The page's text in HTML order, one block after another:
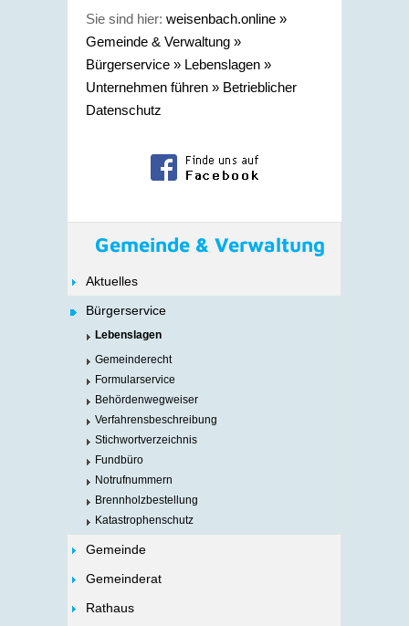
Sie sind hier: weisenbach.online »
Gemeinde & Verwaltung »
Bürgerservice » Lebenslagen »
Unternehmen führen » Betrieblicher
Datenschutz
Gemeinde & Verwaltung
Aktuelles
Bürgerservice
Lebenslagen
Gemeinderecht
Formularservice
Behördenwegweiser
Verfahrensbeschreibung
Stichwortverzeichnis
Fundbüro
Notrufnummern
Brennholzbestellung
Katastrophenschutz
Gemeinde
Gemeinderat
Rathaus